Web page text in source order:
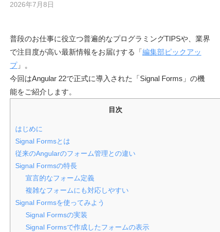
.
e
v
l
o
g
e
v
p
2026年7月8日
E
S
S
v
普段のお仕事に役立つ普遍的なプログラミングTIPSや、業界
で注目度が高い最新情報をお届けする「編集部ピックアッ
プ」。
今回はAngular 22で正式に導入された「Signal Forms」の機
能をご紹介します。
目次
はじめに
Signal Formsとは
従来のAngularのフォーム管理との違い
Signal Formsの特長
宣言的なフォーム定義
複雑なフォームにも対応しやすい
Signal Formsを使ってみよう
Signal Formsの実装
Signal Formsで作成したフォームの表示
g